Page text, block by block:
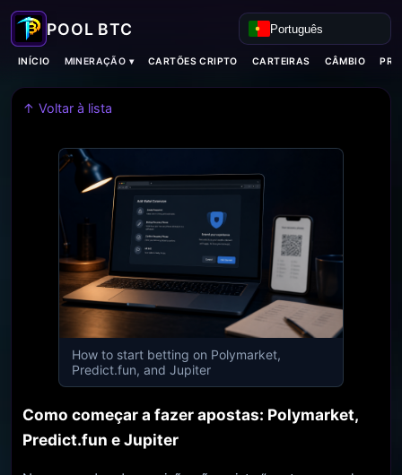
Português
INÍCIO MINERAÇÃO ▾ CARTÕES CRIPTO CARTEIRAS CÂMBIO
↑ Voltar à lista
How to start betting on Polymarket,
Predict.fun, and Jupiter
Como começar a fazer apostas: Polymarket,
Predict.fun e Jupiter